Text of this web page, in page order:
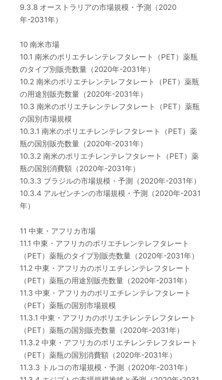
9.3.8 オーストラリアの市場規模・予測（2020
年-2031年）
10 南米市場
10.1 南米のポリエチレンテレフタレート（PET）薬瓶
のタイプ別販売数量（2020年-2031年）
10.2 南米のポリエチレンテレフタレート（PET）薬瓶
の用途別販売数量（2020年-2031年）
10.3 南米のポリエチレンテレフタレート（PET）薬瓶
の国別市場規模
10.3.1 南米のポリエチレンテレフタレート（PET）薬
瓶の国別販売数量（2020年-2031年）
10.3.2 南米のポリエチレンテレフタレート（PET）薬
瓶の国別消費額（2020年-2031年）
10.3.3 ブラジルの市場規模・予測（2020年-2031年）
10.3.4 アルゼンチンの市場規模・予測（2020年-2031
年）
11 中東・アフリカ市場
11.1 中東・アフリカのポリエチレンテレフタレート
（PET）薬瓶のタイプ別販売数量（2020年-2031年）
11.2 中東・アフリカのポリエチレンテレフタレート
（PET）薬瓶の用途別販売数量（2020年-2031年）
11.3 中東・アフリカのポリエチレンテレフタレート
（PET）薬瓶の国別市場規模
11.3.1 中東・アフリカのポリエチレンテレフタレート
（PET）薬瓶の国別販売数量（2020年-2031年）
11.3.2 中東・アフリカのポリエチレンテレフタレート
（PET）薬瓶の国別消費額（2020年-2031年）
11.3.3 トルコの市場規模・予測（2020年-2031年）